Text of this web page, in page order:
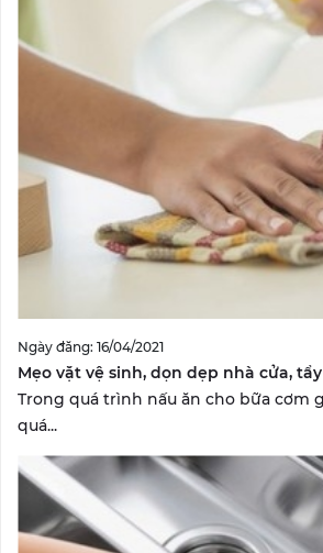
Ngày đăng: 16/04/2021
Mẹo vặt vệ sinh, dọn dẹp nhà cửa,
Trong quá trình nấu ăn cho bữa cơm
quá...